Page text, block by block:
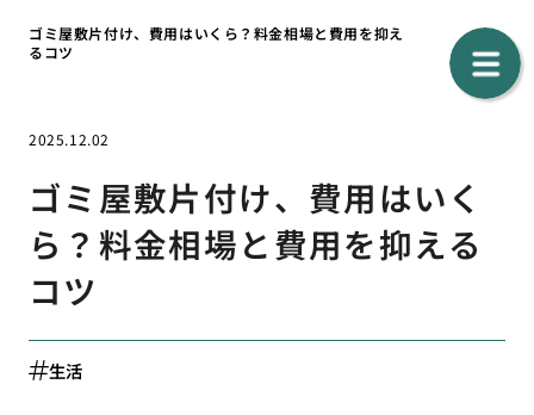
ゴミ屋敷片付け、費用はいくら？料金相場と費用を抑え
るコツ
2025.12.02
ゴミ屋敷片付け、費用はいく
ら？料金相場と費用を抑える
コツ
生活